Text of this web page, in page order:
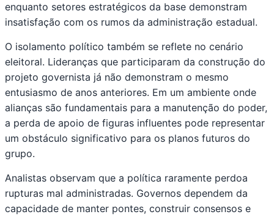
enquanto setores estratégicos da base demonstram
insatisfação com os rumos da administração estadual.
O isolamento político também se reflete no cenário
eleitoral. Lideranças que participaram da construção do
projeto governista já não demonstram o mesmo
entusiasmo de anos anteriores. Em um ambiente onde
alianças são fundamentais para a manutenção do poder,
a perda de apoio de figuras influentes pode representar
um obstáculo significativo para os planos futuros do
grupo.
Analistas observam que a política raramente perdoa
rupturas mal administradas. Governos dependem da
capacidade de manter pontes, construir consensos e